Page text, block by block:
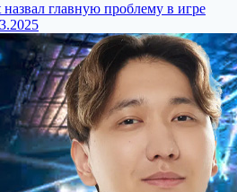
главную проблему в игре